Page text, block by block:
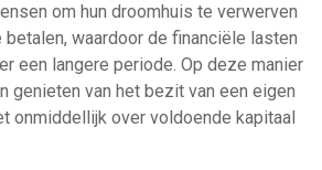
om hun droomhuis te verwerven
waardoor de financiële lasten
een langere periode. Op deze manier
genieten van het bezit van een eigen
onmiddellijk over voldoende kapitaal